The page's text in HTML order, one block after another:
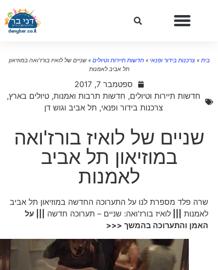
»צרכנות בידור ופנאי»חדשות תיירות וטיולים»שניים של לואיז בורז'ואה במוזיאון
תל אביב לאמנות
ספטמבר 7, 2017
חדשות תיירות וטיולים,חדשות תרבות ואמנות,טיולים בארץ,
צרכנות בידור ופנאי,תל אביב וגוש דן
שניים של לואיז בורז'ואה
במוזיאון תל אביב
לאמנות
שרה פלד מספרת לנו על התערוכה החדשה במוזיאון תל אביב
לאמנות||| לואיז בורז'ואה: שניים – תערוכה חדשה||| על
האמן והתערוכה בהמשך <<<